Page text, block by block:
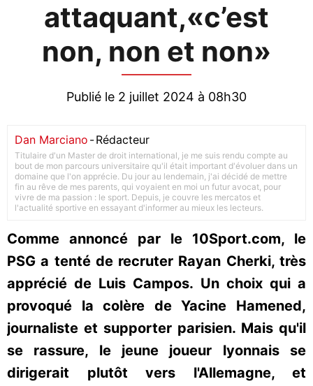
attaquant,«c’est
non, non et non»
Publié le 2 juillet 2024 à 08h30
Dan Marciano -Rédacteur
Titulaire d'un Master de droit international, je me suis rendu compte au
bout de mon parcours universitaire qu'il était important d'évoluer dans un
domaine que l'on apprécie. Du jour au lendemain, j'ai décidé de mettre
fin au rêve de mes parents, qui voyaient en moi un futur avocat, pour
vivre de ma passion : le sport. Depuis, je couvre les mercatos et
l'actualité sportive en essayant d'informer au mieux les lecteurs.
Comme annoncé par le 10Sport.com, le
PSG a tenté de recruter Rayan Cherki, très
apprécié de Luis Campos. Un choix qui a
provoqué la colère de Yacine Hamened,
journaliste et supporter parisien. Mais qu'il
se rassure, le jeune joueur lyonnais se
dirigerait plutôt vers l'Allemagne, et